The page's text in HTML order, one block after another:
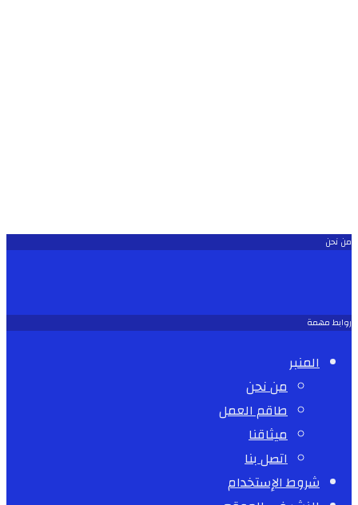
من نحن
روابط مهمة
المنبر
من نحن
طاقم العمل
ميثاقنا
اتصل بنا
شروط الإستخدام